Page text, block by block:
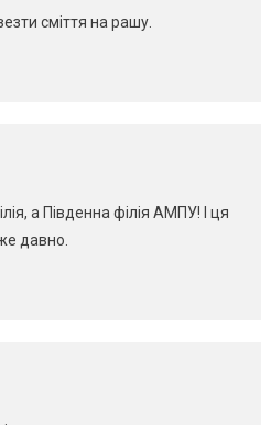
сміття на рашу.
а Південна філія АМПУ! І ця
давно.